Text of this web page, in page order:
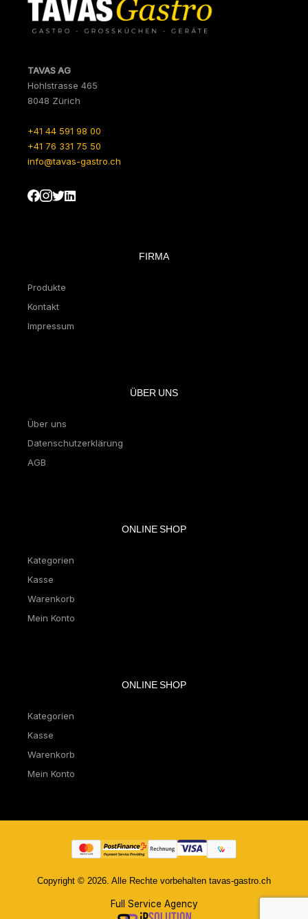
TAVAS AG
Hohlstrasse 465
8048 Zürich
+41 44 591 98 00
+41 76 331 75 50
info@tavas-gastro.ch
FIRMA
Produkte
Kontakt
Impressum
ÜBER UNS
Über uns
Datenschutzerklärung
AGB
ONLINE SHOP
Kategorien
Kasse
Warenkorb
Mein Konto
ONLINE SHOP
Kategorien
Kasse
Warenkorb
Mein Konto
Copyright © 2026. Alle Rechte vorbehalten tavas-gastro.ch
Full Service Agency